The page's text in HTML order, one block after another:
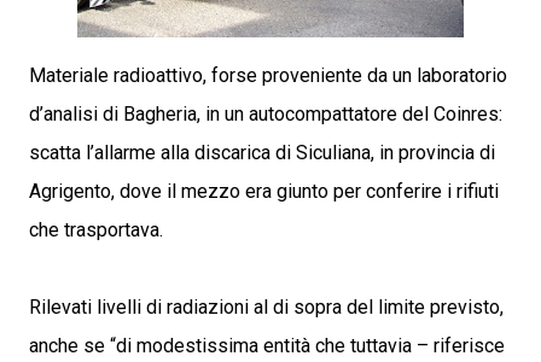
Materiale radioattivo, forse proveniente da un laboratorio
d’analisi di Bagheria, in un autocompattatore del Coinres:
scatta l’allarme alla discarica di Siculiana, in provincia di
Agrigento, dove il mezzo era giunto per conferire i rifiuti
che trasportava.
Rilevati livelli di radiazioni al di sopra del limite previsto,
anche se “di modestissima entità che tuttavia – riferisce